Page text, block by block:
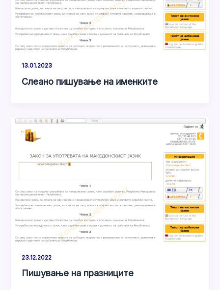
13.01.2023
Слеано пишување на именките
23.12.2022
Пишување на празниците